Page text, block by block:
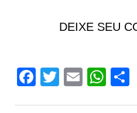
DEIXE SEU
Facebook
Twitter
Email